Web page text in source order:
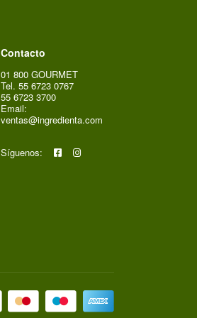
Contacto
01 800 GOURMET
Tel. 55 6723 0767
55 6723 3700
Email:
ventas@ingredienta.com
Síguenos: